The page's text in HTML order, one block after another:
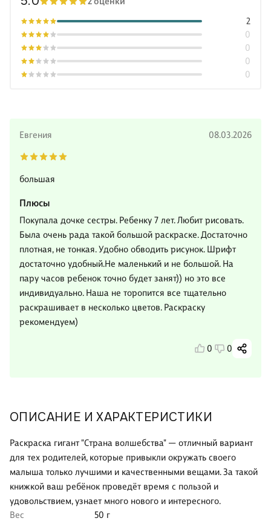
ОПИСАНИЕ И ХАРАКТЕРИСТИКИ
Раскраска гигант "Страна волшебства" — отличный вариант
для тех родителей, которые привыкли окружать своего
малыша только лучшими и качественными вещами. За такой
книжкой ваш ребёнок проведёт время с пользой и
удовольствием, узнает много нового и интересного.
Вес
50 г
0
0
0
0
2
Евгения 08.03.2026
большая
Плюсы
Покупала дочке сестры. Ребенку 7 лет. Любит рисовать.
Была очень рада такой большой раскраске. Достаточно
плотная, не тонкая. Удобно обводить рисунок. Шрифт
достаточно удобный.Не маленький и не большой. На
пару часов ребенок точно будет занят)) но это все
индивидуально. Наша не торопится все тщательно
раскрашивает в несколько цветов. Раскраску
рекомендуем)
0 0